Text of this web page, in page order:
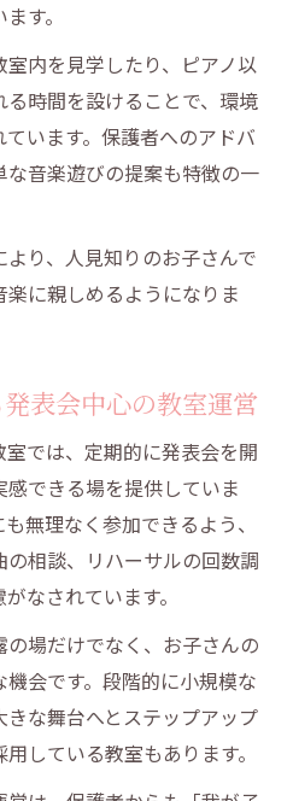
す。
内を見学したり、ピアノ以
時間を設けることで、環境
います。保護者へのアドバ
音楽遊びの提案も特徴の一
り、人見知りのお子さんで
に親しめるようになりま
表会中心の教室運営
では、定期的に発表会を開
できる場を提供していま
無理なく参加できるよう、
相談、リハーサルの回数調
なされています。
場だけでなく、お子さんの
会です。段階的に小規模な
な舞台へとステップアップ
している教室もあります。